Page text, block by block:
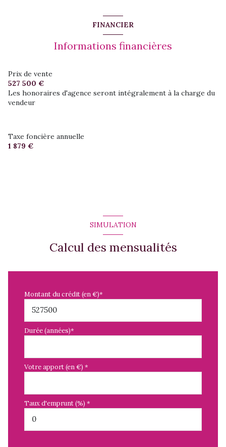
FINANCIER
Informations financières
Prix de vente
527 500 €
Les honoraires d'agence seront intégralement à la charge du
vendeur
Taxe foncière annuelle
1 879 €
SIMULATION
Calcul des mensualités
Montant du crédit (en €)*
Durée (années)*
Votre apport (en €) *
Taux d'emprunt (%) *